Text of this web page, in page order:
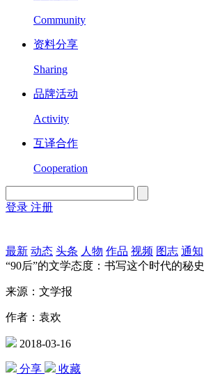
Community
资料分享
Sharing
品牌活动
Activity
互译合作
Cooperation
登录 注册
最新 动态 头条 人物 作品 视频 图志 通知
“90后”的文学态度：书写这个时代的秘史
来源：文学报
作者：袁欢
2018-03-16
分享 收藏